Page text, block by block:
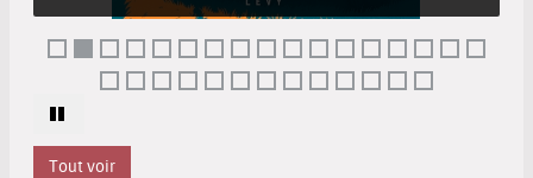
Tout voir